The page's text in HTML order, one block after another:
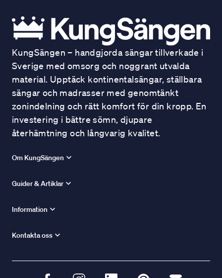
KungSängen – handgjorda sängar tillverkade i
Sverige med omsorg och noggrant utvalda
material. Upptäck kontinentalsängar, ställbara
sängar och madrasser med genomtänkt
zonindelning och rätt komfort för din kropp. En
investering i bättre sömn, djupare
återhämtning och långvarig kvalitet.
Om KungSängen
Guider & Artiklar
Information
Kontakta oss